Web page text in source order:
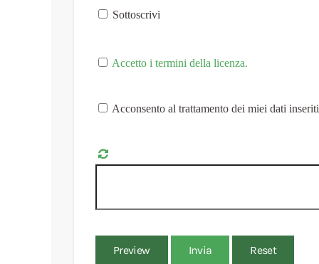
Sottoscrivi
Accetto i termini della licenza.
Acconsento al trattamento dei miei dati
Preview Invia Reset